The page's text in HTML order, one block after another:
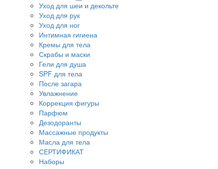
Уход для шеи и декольте
Уход для рук
Уход для ног
Интимная гигиена
Кремы для тела
Скрабы и маски
Гели для душа
SPF для тела
После загара
Увлажнение
Коррекция фигуры
Парфюм
Дезодоранты
Массажные продукты
Масла для тела
СЕРТИФИКАТ
Наборы